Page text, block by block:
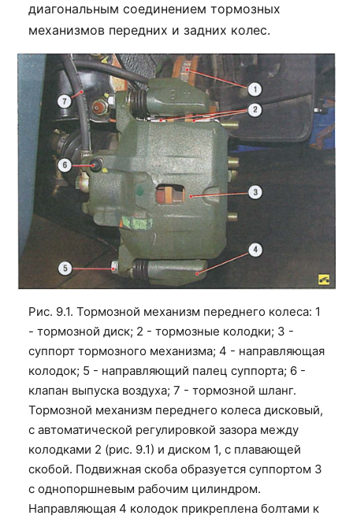
диагональным соединением тормозных
механизмов передних и задних колес.
Рис. 9.1. Тормозной механизм переднего колеса: 1
- тормозной диск; 2 - тормозные колодки; 3 -
суппорт тормозного механизма; 4 - направляющая
колодок; 5 - направляющий палец суппорта; 6 -
клапан выпуска воздуха; 7 - тормозной шланг.
Тормозной механизм переднего колеса дисковый,
с автоматической регулировкой зазора между
колодками 2 (рис. 9.1) и диском 1, с плавающей
скобой. Подвижная скоба образуется суппортом 3
с однопоршневым рабочим цилиндром.
Направляющая 4 колодок прикреплена болтами к